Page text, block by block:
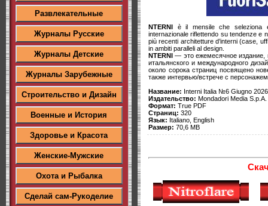
Развлекательные
Журналы Русские
Журналы Детские
Журналы Зарубежные
Строительство и Дизайн
Военные и История
Здоровье и Красота
Женские-Мужские
Охота и Рыбалка
Сделай сам-Рукоделие
NTERNI è il mensile che seleziona
internazionale riflettendo su tendenze e
più recenti architetture d’interni (case,
in ambiti paralleli al design.
NTERNI — это ежемесячное издание,
итальянского и международного
около сорока страниц посвящено
также интервью/встрече с
Название: Interni Italia №6 Giugno 2026
Издательство: Mondadori Media S.p.A.
Формат: True PDF
Страниц: 320
Язык: Italiano, English
Размер: 70,6 MB